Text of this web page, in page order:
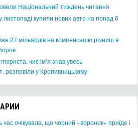
Національний тиждень читання
листопаді купили нових авто на понад 6
27 мільярдів на компенсацію різниці в
чиє ім’я знав увесь
розповіли у Кропивницькому
очікувала, що чорний «воронок» приїде і